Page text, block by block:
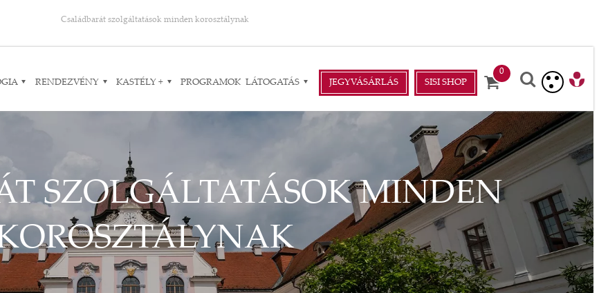
Családbarát szolgáltatások minden korosztálynak
RENDEZVÉNY KASTÉLY + PROGRAMOK LÁTOGATÁS JEGYVÁSÁRLÁS SISI SHOP
SZOLGÁLTATÁSOK MINDEN